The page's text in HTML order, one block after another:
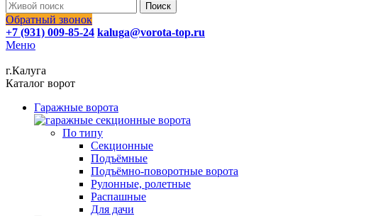
Поиск
Обратный звонок
+7 (931) 009-85-24 kaluga@vorota-top.ru
Меню
г.Калуга
Каталог ворот
Гаражные ворота
По типу
Секционные
Подъёмные
Подъёмно-поворотные ворота
Рулонные, ролетные
Распашные
Для дачи